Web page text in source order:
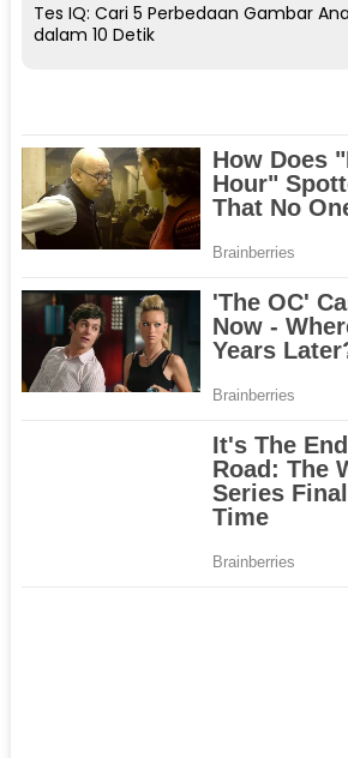
Tes IQ: Cari 5 Perbedaan Gambar
dalam 10 Detik